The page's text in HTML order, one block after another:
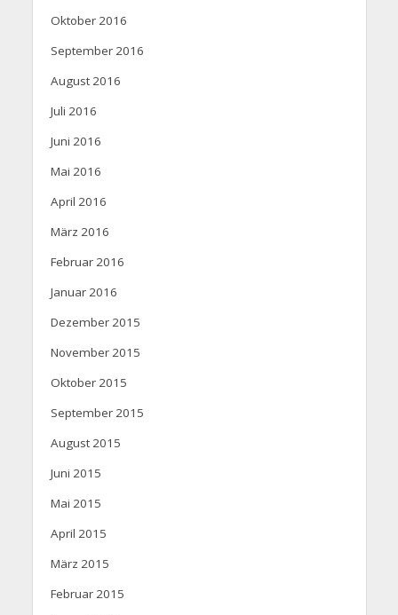
Oktober 2016
September 2016
August 2016
Juli 2016
Juni 2016
Mai 2016
April 2016
März 2016
Februar 2016
Januar 2016
Dezember 2015
November 2015
Oktober 2015
September 2015
August 2015
Juni 2015
Mai 2015
April 2015
März 2015
Februar 2015